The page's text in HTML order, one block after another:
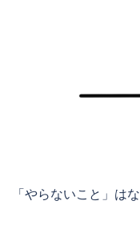
「やらないこと」は